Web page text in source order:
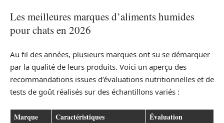
Les meilleures marques d’aliments humides
pour chats en 2026
Au fil des années, plusieurs marques ont su se démarquer
par la qualité de leurs produits. Voici un aperçu des
recommandations issues d’évaluations nutritionnelles et de
tests de goût réalisés sur des échantillons variés :
Marque Caractéristiques Évaluation